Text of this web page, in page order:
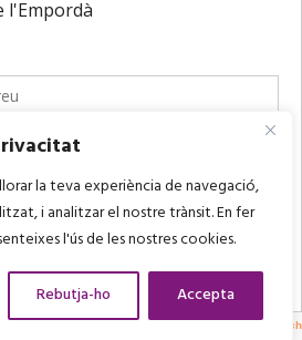
la teva experiència de navegació,
i analitzar el nostre trànsit. En fer
l'ús de les nostres cookies.
Rebutja-ho Accepta